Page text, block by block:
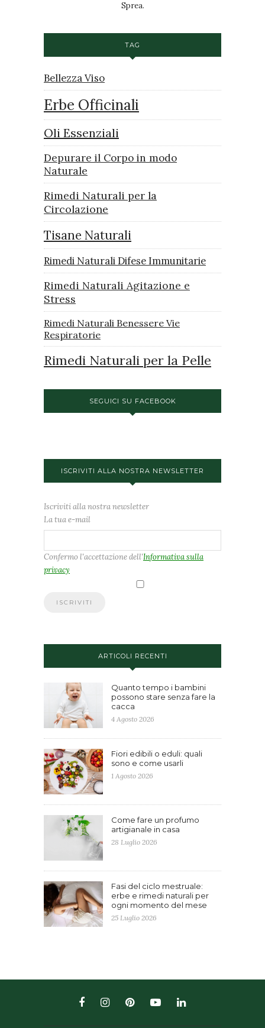
Sprea.
TAG
Bellezza Viso
Erbe Officinali
Oli Essenziali
Depurare il Corpo in modo
Naturale
Rimedi Naturali per la
Circolazione
Tisane Naturali
Rimedi Naturali Difese Immunitarie
Rimedi Naturali Agitazione e
Stress
Rimedi Naturali Benessere Vie
Respiratorie
Rimedi Naturali per la Pelle
SEGUICI SU FACEBOOK
ISCRIVITI ALLA NOSTRA NEWSLETTER
Iscriviti alla nostra newsletter
La tua e-mail
Confermo l'accettazione dell'Informativa sulla
privacy
ARTICOLI RECENTI
Quanto tempo i bambini
possono stare senza fare la
cacca
4 Agosto 2026
Fiori edibili o eduli: quali
sono e come usarli
1 Agosto 2026
Come fare un profumo
artigianale in casa
28 Luglio 2026
Fasi del ciclo mestruale:
erbe e rimedi naturali per
ogni momento del mese
25 Luglio 2026